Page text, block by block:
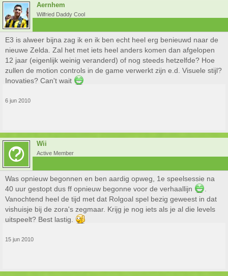
Aernhem
Wilfried Daddy Cool
E3 is alweer bijna zag ik en ik ben echt heel erg benieuwd naar de
nieuwe Zelda. Zal het met iets heel anders komen dan afgelopen
12 jaar (eigenlijk weinig veranderd) of nog steeds hetzelfde? Hoe
zullen de motion controls in de game verwerkt zijn e.d. Visuele stijl?
Inovaties? Can't wait
6 jun 2010
Wii
Active Member
Was opnieuw begonnen en ben aardig opweg, 1e speelsessie na
40 uur gestopt dus ff opnieuw begonne voor de verhaallijn
Vanochtend heel de tijd met dat Rolgoal spel bezig geweest in dat
vishuisje bij de zora's zegmaar. Krijg je nog iets als je al die levels
uitspeelt? Best lastig.
15 jun 2010